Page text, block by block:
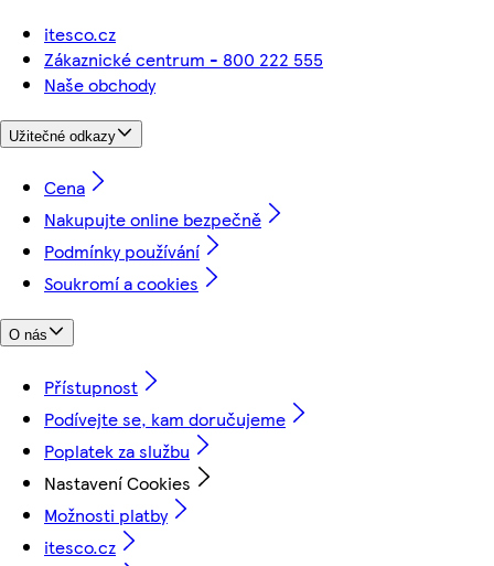
itesco.cz
Zákaznické centrum - 800 222 555
Naše obchody
Užitečné odkazy
Cena
Nakupujte online bezpečně
Podmínky používání
Soukromí a cookies
O nás
Přístupnost
Podívejte se, kam doručujeme
Poplatek za službu
Nastavení Cookies
Možnosti platby
itesco.cz